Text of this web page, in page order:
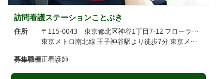
訪問看護ステーションことぶき
住所
〒115-0043 東京都北区神谷1丁目7-12 フローラ神谷橋
東京メトロ南北線 王子神谷駅より徒歩7分 東京メトロ南北線 志茂駅より徒歩12分
募集職種正看護師